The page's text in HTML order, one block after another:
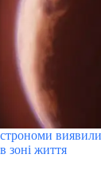
зоні життя